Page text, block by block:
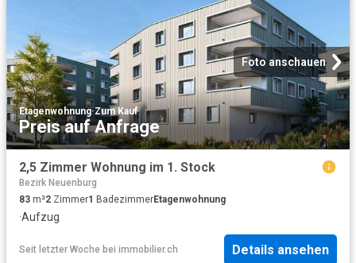
Foto anschauen
Etagenwohnung·Zum Kauf
Preis auf Anfrage
2,5 Zimmer Wohnung im 1. Stock
Bezirk Neuenburg
83 m²2 Zimmer1 BadezimmerEtagenwohnung
·Aufzug
Seit letzter Woche bei immobilier.ch Details ansehen